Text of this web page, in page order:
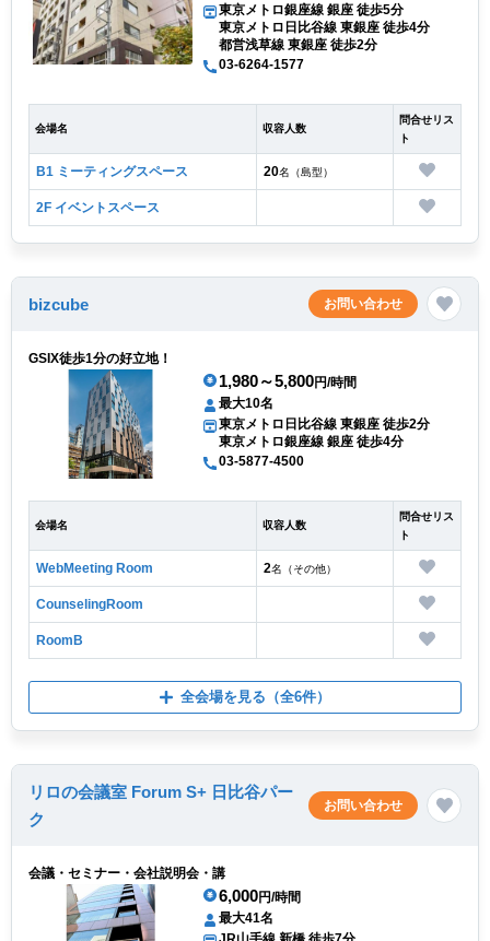
東京メトロ銀座線 銀座 徒歩5分
東京メトロ日比谷線 東銀座 徒歩4分
都営浅草線 東銀座 徒歩2分
03-6264-1577
会場名 収容人数
問合せリス
ト
B1 ミーティングスペース 20名（島型）
2F イベントスペース
bizcube お問い合わせ
GSIX徒歩1分の好立地！
1,980～5,800円/時間
最大10名
東京メトロ日比谷線 東銀座 徒歩2分
東京メトロ銀座線 銀座 徒歩4分
03-5877-4500
会場名 収容人数
問合せリス
ト
WebMeeting Room 2名（その他）
CounselingRoom
RoomB
全会場を見る （全6件）
リロの会議室 Forum S+ 日比谷パー
ク
お問い合わせ
会議・セミナー・会社説明会・講
6,000円/時間
最大41名